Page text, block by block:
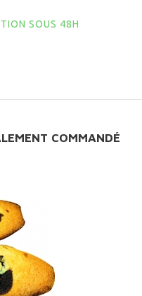
SOUS 48H
COMMANDÉ